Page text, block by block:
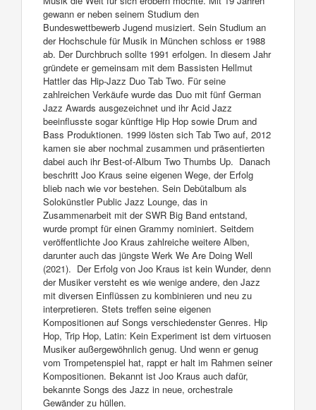
gewann er neben seinem Studium den
Bundeswettbewerb Jugend musiziert. Sein Studium an
der Hochschule für Musik in München schloss er 1988
ab. Der Durchbruch sollte 1991 erfolgen. In diesem Jahr
gründete er gemeinsam mit dem Bassisten Hellmut
Hattler das Hip-Jazz Duo Tab Two. Für seine
zahlreichen Verkäufe wurde das Duo mit fünf German
Jazz Awards ausgezeichnet und ihr Acid Jazz
beeinflusste sogar künftige Hip Hop sowie Drum and
Bass Produktionen. 1999 lösten sich Tab Two auf, 2012
kamen sie aber nochmal zusammen und präsentierten
dabei auch ihr Best-of-Album Two Thumbs Up. Danach
beschritt Joo Kraus seine eigenen Wege, der Erfolg
blieb nach wie vor bestehen. Sein Debütalbum als
Solokünstler Public Jazz Lounge, das in
Zusammenarbeit mit der SWR Big Band entstand,
wurde prompt für einen Grammy nominiert. Seitdem
veröffentlichte Joo Kraus zahlreiche weitere Alben,
darunter auch das jüngste Werk We Are Doing Well
(2021). Der Erfolg von Joo Kraus ist kein Wunder, denn
der Musiker versteht es wie wenige andere, den Jazz
mit diversen Einflüssen zu kombinieren und neu zu
interpretieren. Stets treffen seine eigenen
Kompositionen auf Songs verschiedenster Genres. Hip
Hop, Trip Hop, Latin: Kein Experiment ist dem virtuosen
Musiker außergewöhnlich genug. Und wenn er genug
vom Trompetenspiel hat, rappt er halt im Rahmen seiner
Kompositionen. Bekannt ist Joo Kraus auch dafür,
bekannte Songs des Jazz in neue, orchestrale
Gewänder zu hüllen.